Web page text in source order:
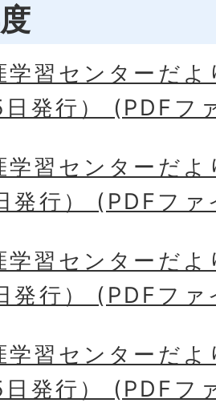
学習センターだ
日発行） (PDFフ
学習センターだ
発行） (PDFフ
学習センターだ
発行） (PDFフ
学習センターだ
日発行） (PDF